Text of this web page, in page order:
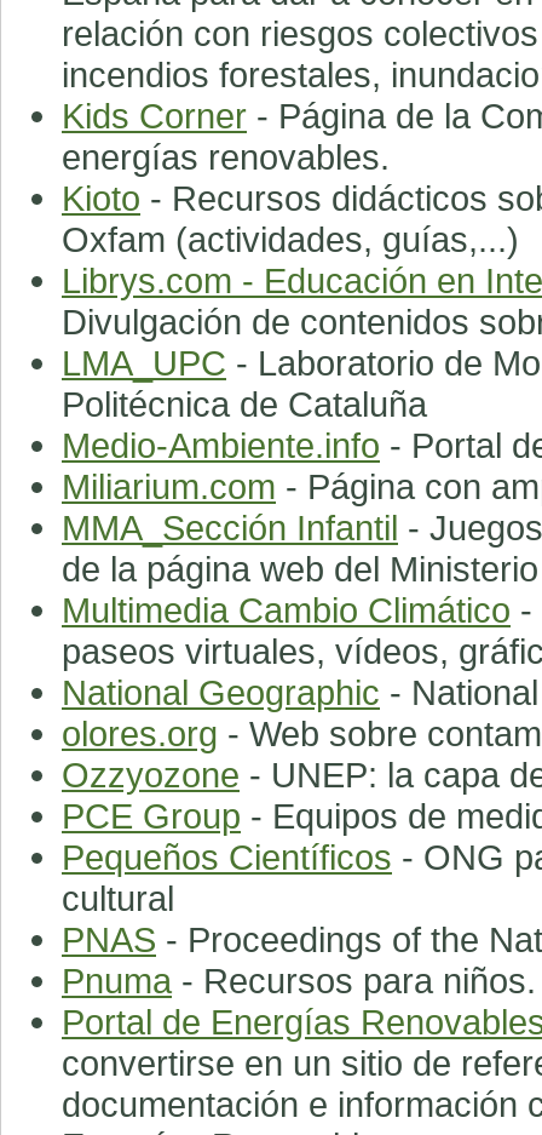
relación con riesgos
incendios forestales,
Kids Corner - Página de la
energías renovables.
Kioto - Recursos didácticos
Oxfam (actividades, guías,...)
Librys.com - Educación en
Divulgación de contenidos
LMA_UPC - Laboratorio de
Politécnica de Cataluña
Medio-Ambiente.info - Portal
Miliarium.com - Página con
MMA_Sección Infantil -
de la página web del
Multimedia Cambio Climático -
paseos virtuales, vídeos,
National Geographic -
olores.org - Web sobre
Ozzyozone - UNEP: la capa
PCE Group - Equipos de
Pequeños Científicos - ONG
cultural
PNAS - Proceedings of the
Pnuma - Recursos para niños.
Portal de Energías
convertirse en un sitio de
documentación e información